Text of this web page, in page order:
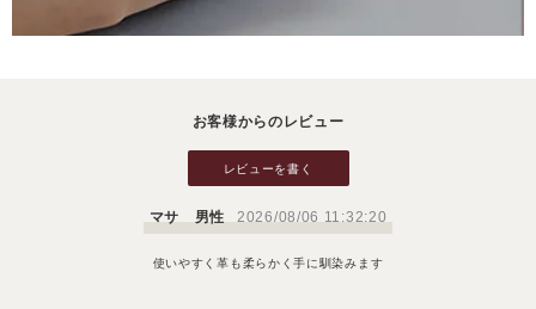
お客様からのレビュー
レビューを書く
マサ 男性 2026/08/06 11:32:20
使いやすく革も柔らかく手に馴染みます